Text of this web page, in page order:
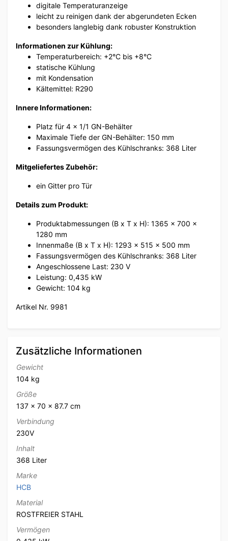
digitale Temperaturanzeige
leicht zu reinigen dank der abgerundeten Ecken
besonders langlebig dank robuster Konstruktion
Informationen zur Kühlung:
Temperaturbereich: +2°C bis +8°C
statische Kühlung
mit Kondensation
Kältemittel: R290
Innere Informationen:
Platz für 4 x 1/1 GN-Behälter
Maximale Tiefe der GN-Behälter: 150 mm
Fassungsvermögen des Kühlschranks: 368 Liter
Mitgeliefertes Zubehör:
ein Gitter pro Tür
Details zum Produkt:
Produktabmessungen (B x T x H): 1365 x 700 x
1280 mm
Innenmaße (B x T x H): 1293 x 515 x 500 mm
Fassungsvermögen des Kühlschranks: 368 Liter
Angeschlossene Last: 230 V
Leistung: 0,435 kW
Gewicht: 104 kg
Artikel Nr. 9981
Zusätzliche Informationen
Gewicht
104 kg
Größe
137 × 70 × 87.7 cm
Verbindung
230V
Inhalt
368 Liter
Marke
HCB
Material
ROSTFREIER STAHL
Vermögen